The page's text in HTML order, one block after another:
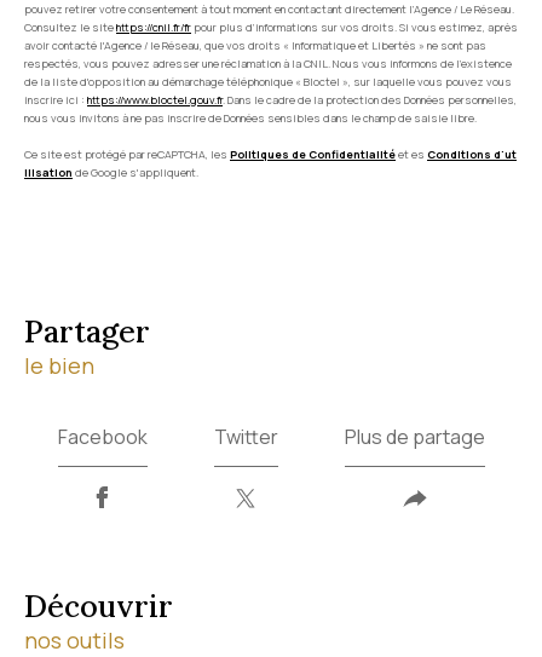
pouvez retirer votre consentement à tout moment en contactant directement l’Agence / Le Réseau.
Consultez le sitehttps://cnil.fr/fr pour plus d’informations sur vos droits. Si vous estimez, après
avoir contacté l'Agence / le Réseau, que vos droits « Informatique et Libertés » ne sont pas
respectés, vous pouvez adresser une réclamation à la CNIL. Nous vous informons de l’existence
de la liste d'opposition au démarchage téléphonique « Bloctel », sur laquelle vous pouvez vous
inscrire ici : https://www.bloctel.gouv.fr. Dans le cadre de la protection des Données personnelles,
nous vous invitons à ne pas inscrire de Données sensibles dans le champ de saisie libre.
Ce site est protégé par reCAPTCHA, les Politiques de Confidentialitéet es Conditions d'ut
ilisation de Google s'appliquent.
partager
le bien
Facebook Twitter Plus de partage
découvrir
nos outils